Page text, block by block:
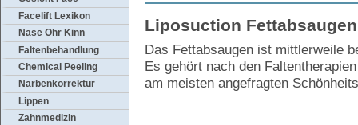
Facelift Lexikon
Nase Ohr Kinn
Faltenbehandlung
Chemical Peeling
Narbenkorrektur
Lippen
Zahnmedizin
Liposuction Fettabsaugen
Das Fettabsaugen ist mittlerweile
Es gehört nach den
am meisten angefragten